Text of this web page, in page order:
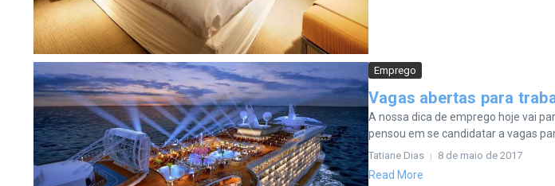
Emprego
Vagas abertas para
A nossa dica de emprego hoje vai
pensou em se candidatar a vagas
Tatiane Dias 8 de maio de 2017
Read More